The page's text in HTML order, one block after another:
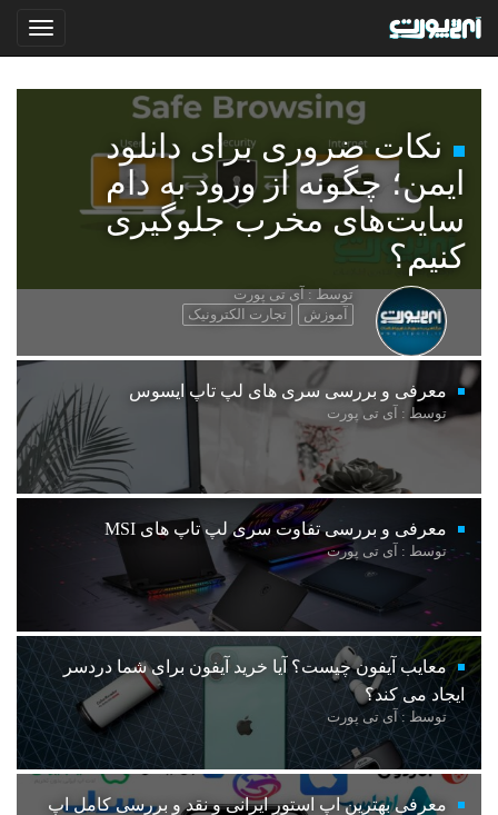
نکات ضروری برای دانلود
ایمن؛ چگونه از ورود به دام
سایت‌های مخرب جلوگیری
کنیم؟
توسط : آی تی پورت
آموزش
تجارت الکترونیک
معرفی و بررسی سری های لپ تاپ ایسوس
توسط : آی تی پورت
معرفی و بررسی تفاوت سری لپ تاپ های MSI
توسط : آی تی پورت
معایب آیفون چیست؟ آیا خرید آیفون برای شما دردسر
ایجاد می کند؟
توسط : آی تی پورت
معرفی بهترین اپ استور ایرانی و نقد و بررسی کامل اپ